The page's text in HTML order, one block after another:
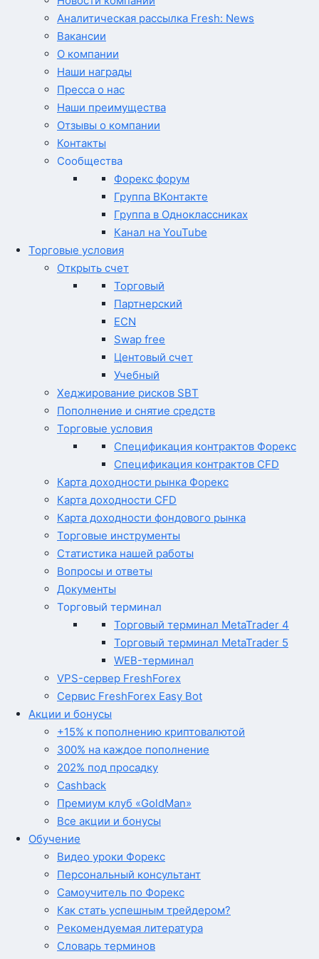
Аналитическая рассылка Fresh: News
Вакансии
О компании
Наши награды
Пресса о нас
Наши преимущества
Отзывы о компании
Контакты
Сообщества
Форекс форум
Группа ВКонтакте
Группа в Одноклассниках
Канал на YouTube
Торговые условия
Открыть счет
Торговый
Партнерский
ECN
Swap free
Центовый счет
Учебный
Хеджирование рисков SBT
Пополнение и снятие средств
Торговые условия
Спецификация контрактов Форекс
Спецификация контрактов CFD
Карта доходности рынка Форекс
Карта доходности CFD
Карта доходности фондового рынка
Торговые инструменты
Статистика нашей работы
Вопросы и ответы
Документы
Торговый терминал
Торговый терминал MetaTrader 4
Торговый терминал MetaTrader 5
WEB-терминал
VPS-сервер FreshForex
Сервис FreshForex Easy Bot
Акции и бонусы
+15% к пополнению криптовалютой
300% на каждое пополнение
202% под просадку
Cashback
Премиум клуб «GoldMan»
Все акции и бонусы
Обучение
Видео уроки Форекс
Персональный консультант
Самоучитель по Форекс
Как стать успешным трейдером?
Рекомендуемая литература
Словарь терминов